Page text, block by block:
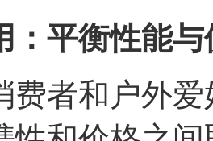
：平衡性能
费者和户外